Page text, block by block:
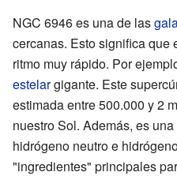
NGC 6946 es una de las
cercanas. Esto significa que
ritmo muy rápido. Por
estelargigante. Este
estimada entre 500.000 y 2
nuestro Sol. Además, es
hidrógeno neutro e
"ingredientes" principales